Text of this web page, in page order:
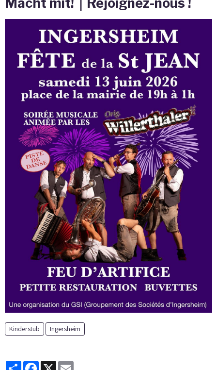
Kinderstub Ingersheim
PartagerFacebook
X